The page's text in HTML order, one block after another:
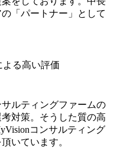
ロジーに強い部隊がい
業しクライアントへ価
件もあればセールス中
領域に合わせた売り上
数60名⇒100名超、売上
約170％アップ）と急成
中ファームのため優秀な
(ボストン・コンサルテ
member/ta
様なプロジェクトによる
ンジが可能 100名規模に
ィングファームや総合
の他： 採用時や転勤等
します。 2026年8月18日
) 16:00 応募をご検討され
施予定です。 ● 求人名
ンジニア(製造・生産工
ークラス ・【砺波】半
造・生産工程の管理業務)
のみ、顔出ししていた
「パートナー」として
る高い評価
ルティングファームの
対策。そうした質の高
コンサルティング
いています。